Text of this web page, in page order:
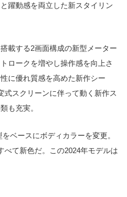
躍動感を両立した新スタイリン
載する2画面構成の新型メーター
ロークを増やし操作感を向上さ
に優れ質感を高めた新作シー
式スクリーンに伴って動く新作ス
も充実。
ベースにボディカラーを変更。
べて新色だ。この2024年モデルは